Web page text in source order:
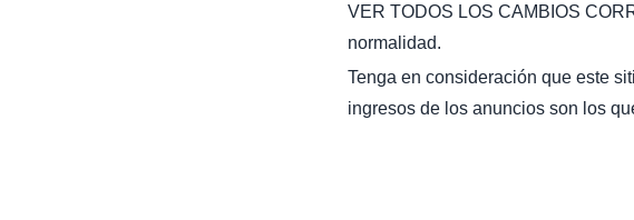
VER TODOS LOS CAMBIOS
normalidad.
Tenga en consideración que este
ingresos de los anuncios son los